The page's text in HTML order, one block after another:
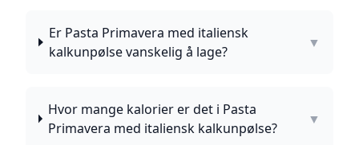
Er Pasta Primavera med italiensk
kalkunpølse vanskelig å lage?
▼
Hvor mange kalorier er det i Pasta
Primavera med italiensk kalkunpølse?
▼